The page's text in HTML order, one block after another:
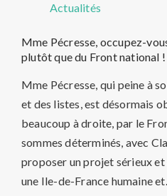
Actualités
Mme Pécresse, occupez-
plutôt que du Front national !
Mme Pécresse, qui peine à
et des listes, est désormais
beaucoup à droite, par le
sommes déterminés, avec
proposer un projet sérieux
une Ile-de-France humaine